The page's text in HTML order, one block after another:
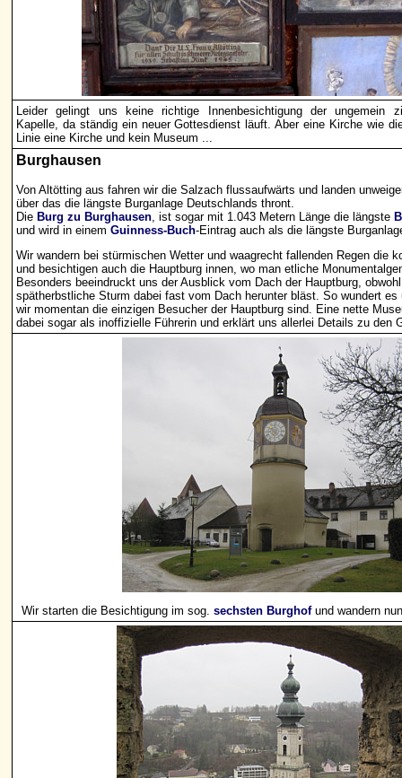
Leider gelingt uns keine richtige Innenbesichtigung der ungemein
Kapelle, da ständig ein neuer Gottesdienst läuft. Aber eine Kirche wie
Linie eine Kirche und kein Museum ...
Burghausen
Von Altötting aus fahren wir die Salzach flussaufwärts und landen
über das die längste Burganlage Deutschlands thront.
Die Burg zu Burghausen, ist sogar mit 1.043 Metern Länge die längste
und wird in einem Guinness-Buch-Eintrag auch als die längste
Wir wandern bei stürmischen Wetter und waagrecht fallenden Regen die
und besichtigen auch die Hauptburg innen, wo man etliche
Besonders beeindruckt uns der Ausblick vom Dach der Hauptburg,
spätherbstliche Sturm dabei fast vom Dach herunter bläst. So wundert
wir momentan die einzigen Besucher der Hauptburg sind. Eine nette
dabei sogar als inoffizielle Führerin und erklärt uns allerlei Details zu den
Wir starten die Besichtigung im sog. sechsten Burghof und wandern